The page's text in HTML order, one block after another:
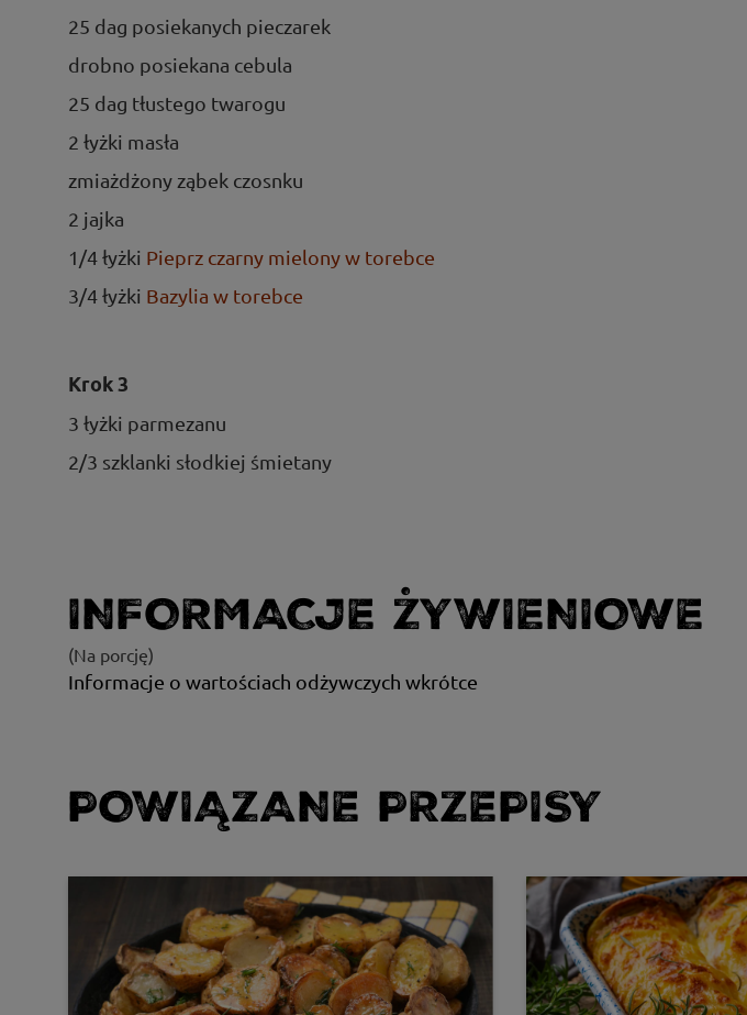
25 dag posiekanych pieczarek
drobno posiekana cebula
25 dag tłustego twarogu
2 łyżki masła
zmiażdżony ząbek czosnku
2 jajka
1/4 łyżki Pieprz czarny mielony w torebce
3/4 łyżki Bazylia w torebce
Krok 3
3 łyżki parmezanu
2/3 szklanki słodkiej śmietany
INFORMACJE ŻYWIENIOWE
(Na porcję)
Informacje o wartościach odżywczych wkrótce
POWIĄZANE PRZEPISY